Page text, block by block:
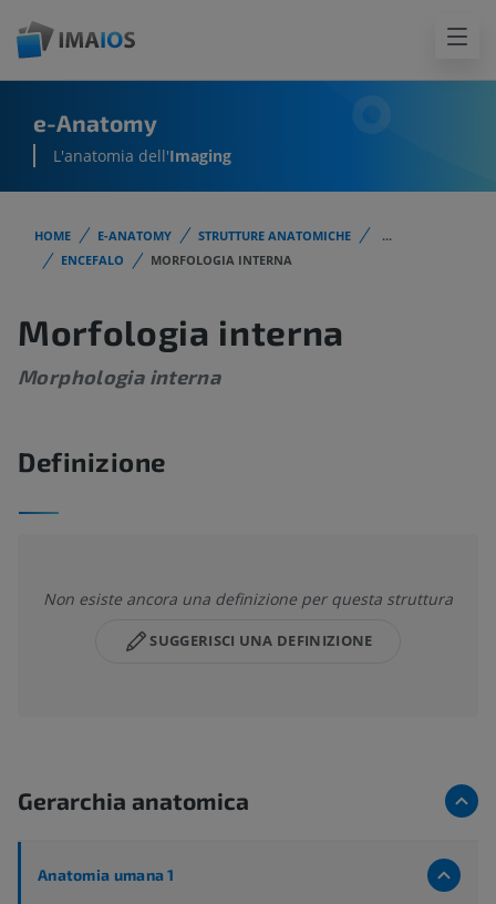
e-Anatomy
L'anatomia dell'Imaging
HOME E-ANATOMY STRUTTURE ANATOMICHE
...
ENCEFALO
MORFOLOGIA INTERNA
Morfologia interna
Morphologia interna
Definizione
Non esiste ancora una definizione per questa struttura
SUGGERISCI UNA DEFINIZIONE
Gerarchia anatomica
Anatomia umana 1